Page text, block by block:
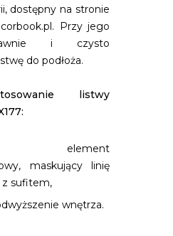
dostępny na stronie
Przy jego
i czysto
do podłoża.
listwy
element
maskujący linię
z sufitem,
wnętrza.